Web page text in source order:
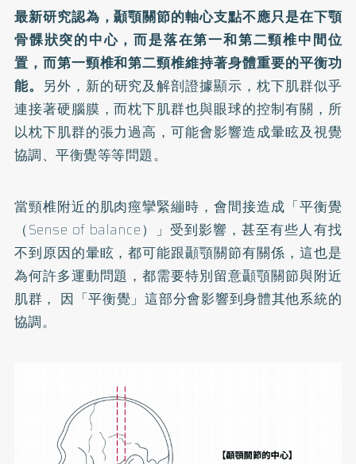
最新研究認為，顳顎關節的軸心支點不應只是在下顎
骨髁狀突的中心，而是落在第一和第二頸椎中間位
置，而第一頸椎和第二頸椎維持著身體重要的平衡功
能。 另外，新的研究及解剖證據顯示，枕下肌群似乎
連接著硬腦膜，而枕下肌群也與眼球的控制有關，所
以枕下肌群的張力過高，可能會影響造成暈眩及視覺
協調、平衡覺等等問題。
當頸椎附近的肌肉痙攣緊繃時，會間接造成「平衡覺
（Sense of balance）」受到影響，甚至有些人有找
不到原因的暈眩，都可能跟顳顎關節有關係，這也是
為何許多運動問題，都需要特別留意顳顎關節與附近
肌群， 因「平衡覺」這部分會影響到身體其他系統的
協調。